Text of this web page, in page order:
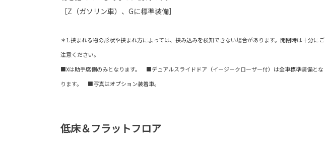
［Z（ガソリン車）、Gに標準装備］
＊1.挟まれる物の形状や挟まれ方によっては、挟み込みを検知できない場合があります。開閉時は十分にご
注意ください。
■Xは助手席側のみとなります。 ■デュアルスライドドア（イージークローザー付）は全車標準装備とな
ります。 ■写真はオプション装着車。
低床＆フラットフロア